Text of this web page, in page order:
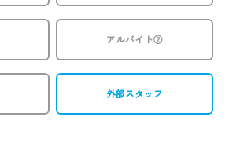
アルバイト②
外部スタッフ